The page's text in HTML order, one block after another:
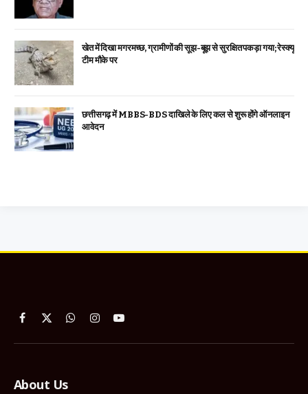
खेत में दिखा मगरमच्छ, ग्रामीणों की सूझ-बूझ से सुरक्षित पकड़ा गया; रेस्क्यू
टीम मौके पर
छत्तीसगढ़ में MBBS-BDS दाखिले के लिए कल से शुरू होंगे ऑनलाइन
आवेदन
Facebook
X
WhatsApp
InstagramYouTube
About Us